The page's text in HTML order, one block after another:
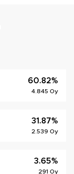
60.82%
4.845 Oy
31.87%
2.539 Oy
3.65%
291 Oy